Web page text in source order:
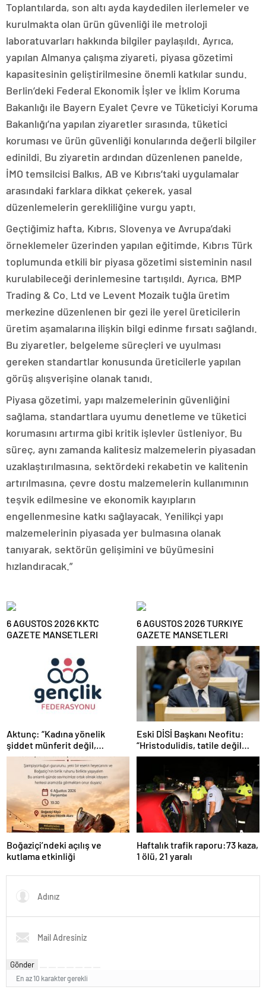
Toplantılarda, son altı ayda kaydedilen ilerlemeler ve
kurulmakta olan ürün güvenliği ile metroloji
laboratuvarları hakkında bilgiler paylaşıldı. Ayrıca,
yapılan Almanya çalışma ziyareti, piyasa gözetimi
kapasitesinin geliştirilmesine önemli katkılar sundu.
Berlin’deki Federal Ekonomik İşler ve İklim Koruma
Bakanlığı ile Bayern Eyalet Çevre ve Tüketiciyi Koruma
Bakanlığı’na yapılan ziyaretler sırasında, tüketici
koruması ve ürün güvenliği konularında değerli bilgiler
edinildi. Bu ziyaretin ardından düzenlenen panelde,
İMO temsilcisi Balkıs, AB ve Kıbrıs’taki uygulamalar
arasındaki farklara dikkat çekerek, yasal
düzenlemelerin gerekliliğine vurgu yaptı.
Geçtiğimiz hafta, Kıbrıs, Slovenya ve Avrupa’daki
örneklemeler üzerinden yapılan eğitimde, Kıbrıs Türk
toplumunda etkili bir piyasa gözetimi sisteminin nasıl
kurulabileceği derinlemesine tartışıldı. Ayrıca, BMP
Trading & Co. Ltd ve Levent Mozaik tuğla üretim
merkezine düzenlenen bir gezi ile yerel üreticilerin
üretim aşamalarına ilişkin bilgi edinme fırsatı sağlandı.
Bu ziyaretler, belgeleme süreçleri ve uyulması
gereken standartlar konusunda üreticilerle yapılan
görüş alışverişine olanak tanıdı.
Piyasa gözetimi, yapı malzemelerinin güvenliğini
sağlama, standartlara uyumu denetleme ve tüketici
korumasını artırma gibi kritik işlevler üstleniyor. Bu
süreç, aynı zamanda kalitesiz malzemelerin piyasadan
uzaklaştırılmasına, sektördeki rekabetin ve kalitenin
artırılmasına, çevre dostu malzemelerin kullanımının
teşvik edilmesine ve ekonomik kayıpların
engellenmesine katkı sağlayacak. Yenilikçi yapı
malzemelerinin piyasada yer bulmasına olanak
tanıyarak, sektörün gelişimini ve büyümesini
hızlandıracak.”
6 AGUSTOS 2026 KKTC
GAZETE MANSETLERI
6 AGUSTOS 2026 TURKIYE
GAZETE MANSETLERI
Aktunç: “Kadına yönelik
şiddet münferit değil,
sistematik bir toplumsal
sorundur”
Eski DİSİ Başkanı Neofitu:
“Hristodulidis, tatile değil
Kıbrıs sorununa odaklansın”
Boğaziçi’ndeki açılış ve
kutlama etkinliği
Haftalık trafik raporu:73 kaza,
1 ölü, 21 yaralı
Gönder
En az 10 karakter gerekli